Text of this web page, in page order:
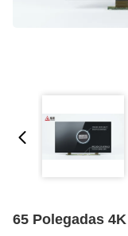
65 Polegadas